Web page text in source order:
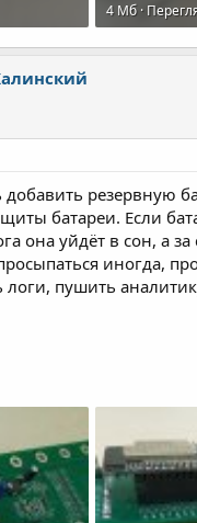
4 Mб ·
резервную
батареи. Если
она уйдёт в сон, а за
иногда,
логи, пушить